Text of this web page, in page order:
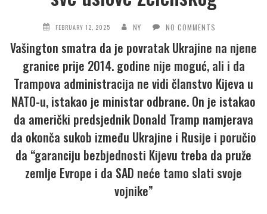
FEBRUARY 12, 2025 NY NO COMMENTS
Vašington smatra da je povratak Ukrajine na njene
granice prije 2014. godine nije moguć, ali i da
Trampova administracija ne vidi članstvo Kijeva u
NATO-u, istakao je ministar odbrane. On je istakao
da američki predsjednik Donald Tramp namjerava
da okonča sukob između Ukrajine i Rusije i poručio
da “garanciju bezbjednosti Kijevu treba da pruže
zemlje Evrope i da SAD neće tamo slati svoje
vojnike”